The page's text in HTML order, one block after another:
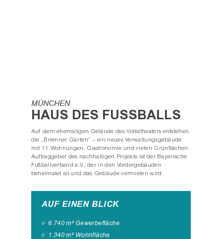
MÜNCHEN
HAUS DES FUSSBALLS
Auf dem ehemaligen Gelände des Volkstheaters entstehen
die „Brienner Gärten“ – ein neues Verwaltungsgebäude
mit 11 Wohnungen, Gastronomie und vielen Grünflächen.
Auftraggeber des nachhaltigen Projekts ist der Bayerische
Fußballverband e.V., der in den Vordergebäuden
beheimatet ist und das Gebäude vermieten wird.
AUF EINEN BLICK
6.740 m² Gewerbefläche
1.340 m² Wohnfläche